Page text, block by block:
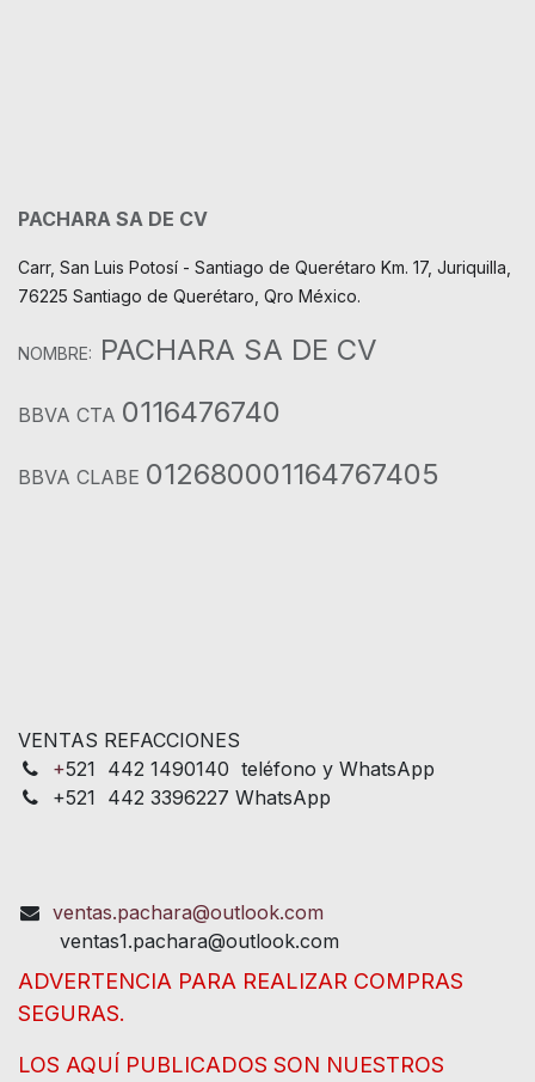
PACHARA SA DE CV
Carr, San Luis Potosí - Santiago de Querétaro Km. 17, Juriquilla,
76225 Santiago de Querétaro, Qro México.
NOMBRE: PACHARA SA DE CV
BBVA CTA 0116476740
BBVA CLABE 012680001164767405
VENTAS REFACCIONES
+521 442 1490140 teléfono y WhatsApp
+521 442 3396227 WhatsApp
ventas.pachara@outlook.com
ventas1.pachara@outlook.com
ADVERTENCIA PARA REALIZAR COMPRAS
SEGURAS.
LOS AQUÍ PUBLICADOS SON NUESTROS